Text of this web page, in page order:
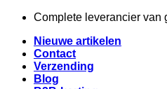
inhoud
Complete leverancier van
Nieuwe artikelen
Contact
Verzending
Blog